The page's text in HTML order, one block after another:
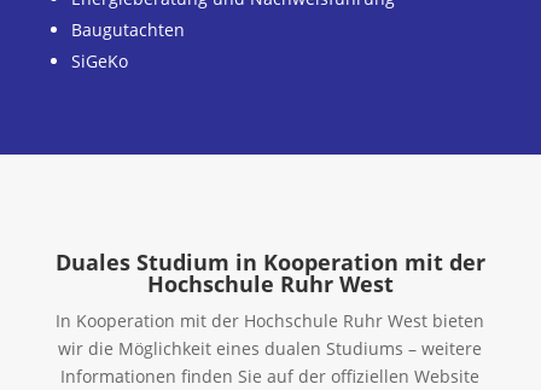
Baugutachten
SiGeKo
Duales Studium in Kooperation mit der
Hochschule Ruhr West
In Kooperation mit der Hochschule Ruhr West bieten
wir die Möglichkeit eines dualen Studiums – weitere
Informationen finden Sie auf der offiziellen Website